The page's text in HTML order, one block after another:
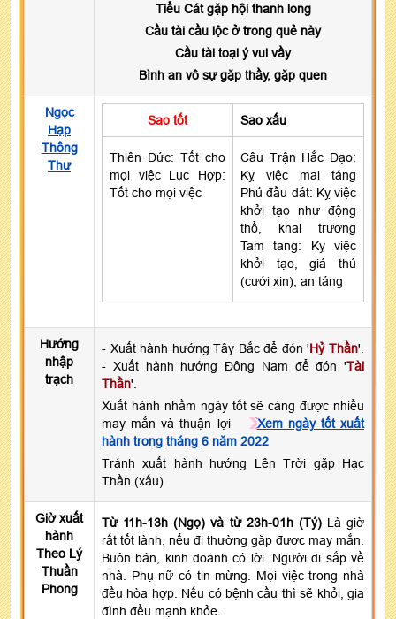
Tiểu Cát gặp hội thanh long
Cầu tài cầu lộc ở trong quẻ này
Cầu tài toại ý vui vầy
Bình an vô sự gặp thầy, gặp quen
Ngọc
Hạp
Thông
Thư
Sao tốt Sao xấu
Thiên Đức: Tốt cho
mọi việc Lục Hợp:
Tốt cho mọi việc
Câu Trận Hắc Đạo:
Kỵ việc mai táng
Phủ đầu dát: Kỵ việc
khởi tạo như động
thổ, khai trương
Tam tang: Kỵ việc
khởi tạo, giá thú
(cưới xin), an táng
Hướng
nhập
trạch
- Xuất hành hướng Tây Bắc để đón 'Hỷ Thần'.
- Xuất hành hướng Đông Nam để đón 'Tài
Thần'.
Xuất hành nhằm ngày tốt sẽ càng được nhiều
may mắn và thuận lợi
Xem ngày tốt xuất
hành trong tháng 6 năm 2022
Tránh xuất hành hướng Lên Trời gặp Hạc
Thần (xấu)
Giờ xuất
hành
Theo Lý
Thuần
Phong
Từ 11h-13h (Ngọ) và từ 23h-01h (Tý) Là giờ
rất tốt lành, nếu đi thường gặp được may mắn.
Buôn bán, kinh doanh có lời. Người đi sắp về
nhà. Phụ nữ có tin mừng. Mọi việc trong nhà
đều hòa hợp. Nếu có bệnh cầu thì sẽ khỏi, gia
đình đều mạnh khỏe.